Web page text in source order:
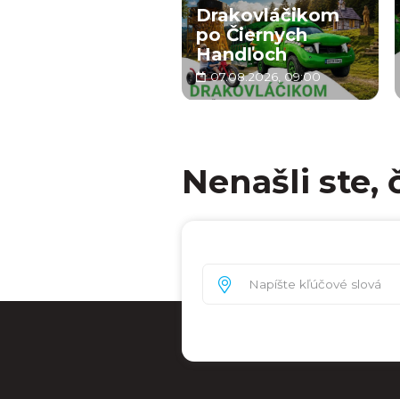
Drakovláčikom
po Čiernych
Handľoch
07.08.2026, 09:00
Nenašli ste,